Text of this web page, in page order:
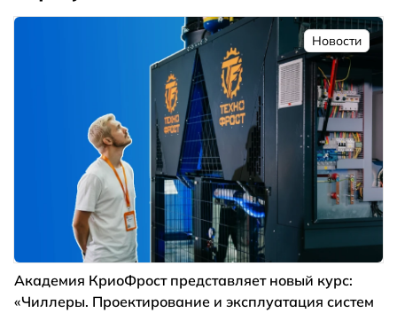
Новости
Академия КриоФрост представляет новый курс:
«Чиллеры. Проектирование и эксплуатация систем